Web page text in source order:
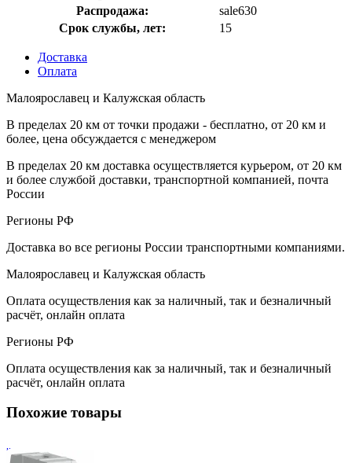
Распродажа:
sale630
Срок службы, лет:
15
Доставка
Оплата
Малоярославец и Калужская область
В пределах 20 км от точки продажи - бесплатно, от 20 км и
более, цена обсуждается с менеджером
В пределах 20 км доставка осуществляется курьером, от 20 км
и более службой доставки, транспортной компанией, почта
России
Регионы РФ
Доставка во все регионы России транспортными компаниями.
Малоярославец и Калужская область
Оплата осуществления как за наличный, так и безналичный
расчёт, онлайн оплата
Регионы РФ
Оплата осуществления как за наличный, так и безналичный
расчёт, онлайн оплата
Похожие товары